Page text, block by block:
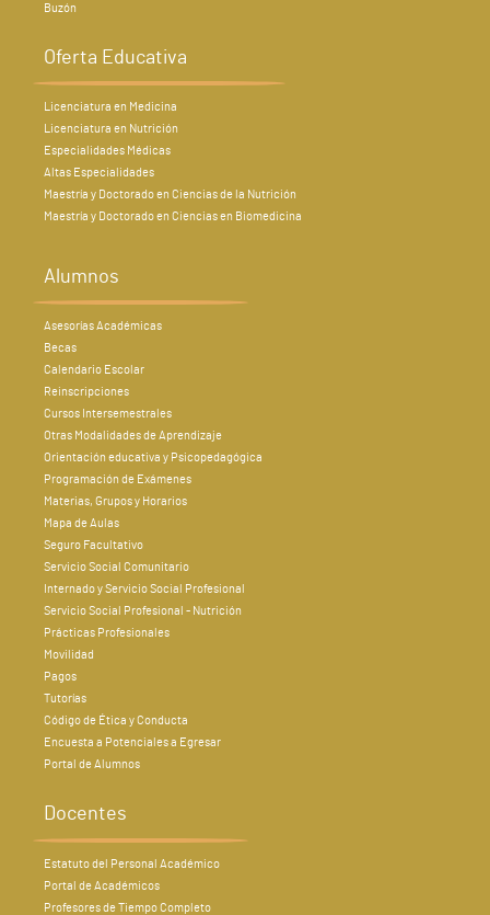
Buzón
Oferta Educativa
Licenciatura en Medicina
Licenciatura en Nutrición
Especialidades Médicas
Altas Especialidades
Maestría y Doctorado en Ciencias de la Nutrición
Maestría y Doctorado en Ciencias en Biomedicina
Alumnos
Asesorías Académicas
Becas
Calendario Escolar
Reinscripciones
Cursos Intersemestrales
Otras Modalidades de Aprendizaje
Orientación educativa y Psicopedagógica
Programación de Exámenes
Materias, Grupos y Horarios
Mapa de Aulas
Seguro Facultativo
Servicio Social Comunitario
Internado y Servicio Social Profesional
Servicio Social Profesional - Nutrición
Prácticas Profesionales
Movilidad
Pagos
Tutorías
Código de Ética y Conducta
Encuesta a Potenciales a Egresar
Portal de Alumnos
Docentes
Estatuto del Personal Académico
Portal de Académicos
Profesores de Tiempo Completo